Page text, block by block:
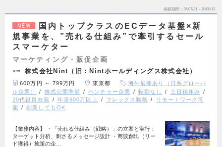
掲載期間 26/07/31～26/08/13
NEW
国内トップクラスのECデータ基盤×新
規事業を、”売れる仕組み”で牽引するセール
スマーケター
マーケティング・販促企画
株式会社Nint（旧：Nintホールディングス株式会社）
600万円 ～ 799万円 東京都
海外展開あり（日系グローバ
ル企業）
株式公開準備 ベンチャー企業 転勤なし
土日祝休み
20代役員在籍
年収600万以上 フレックス勤務
リモートワーク可
能
副業してもOK
【業務内容】 ・「売れる仕組み（戦略）」の立案と実行：
ターゲット分析、刺さるメッセージ設計 ・商談創出（リー
ド獲得）施策の企…